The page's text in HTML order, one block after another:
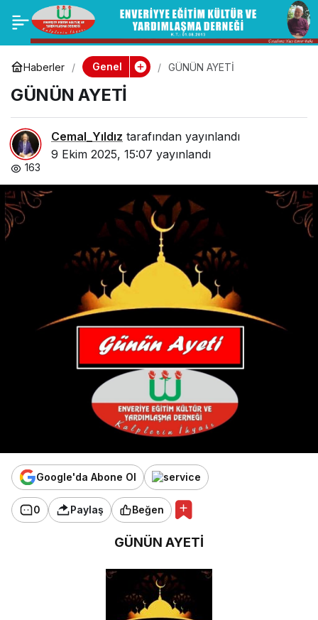
Haberler Genel GÜNÜN AYETİ
GÜNÜN AYETİ
Cemal_Yıldız tarafından yayınlandı
9 Ekim 2025, 15:07 yayınlandı
163
Google'da Abone Ol
0 Paylaş Beğen
GÜNÜN AYETİ
GÜNÜNÜN HADİSİ 0 Paylaş